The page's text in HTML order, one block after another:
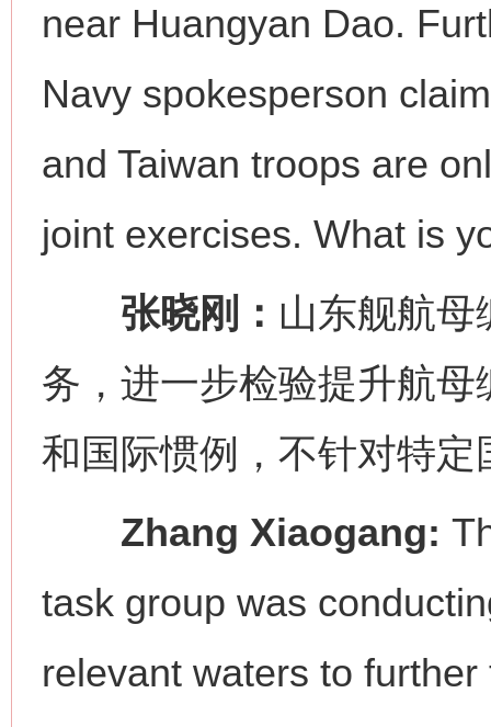
near Huangyan Dao.
Navy spokesperson
and Taiwan troops are
joint exercises. What is
张晓刚： 山东舰航母
务，进一步检验提升航
和国际惯例，不针对特定
Zhang Xiaogang:
task group was
relevant waters to